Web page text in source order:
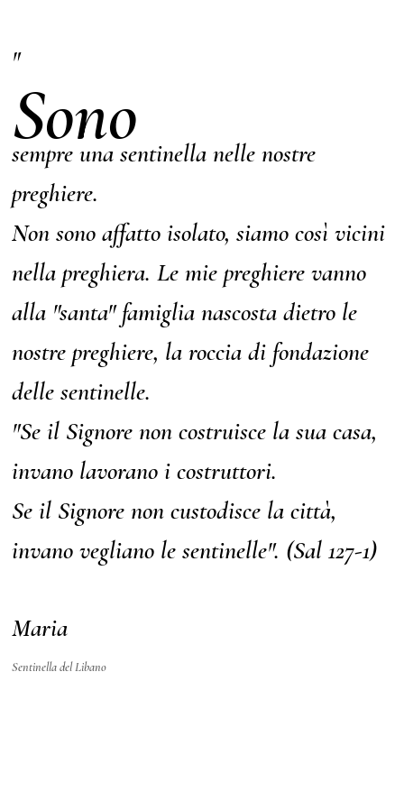
"
Sono
sempre una sentinella nelle nostre
preghiere.
Non sono affatto isolato, siamo così vicini
nella preghiera. Le mie preghiere vanno
alla "santa" famiglia nascosta dietro le
nostre preghiere, la roccia di fondazione
delle sentinelle.
"Se il Signore non costruisce la sua casa,
invano lavorano i costruttori.
Se il Signore non custodisce la città,
invano vegliano le sentinelle". (Sal 127-1)
Maria
Sentinella del Libano